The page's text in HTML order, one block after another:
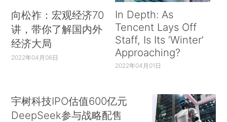
向松祚：宏观经济70
讲，带你了解国内外
经济大局
2022年04月06日
In Depth: As
Tencent Lays Off
Staff, Is Its ‘Winter’
Approaching?
2022年04月01日
宇树科技IPO估值600亿元
DeepSeek参与战略配售